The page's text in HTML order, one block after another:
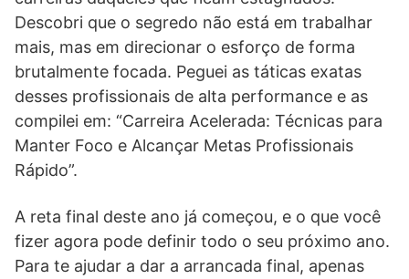
Descobri que o segredo não está em trabalhar
mais, mas em direcionar o esforço de forma
brutalmente focada. Peguei as táticas exatas
desses profissionais de alta performance e as
compilei em: “Carreira Acelerada: Técnicas para
Manter Foco e Alcançar Metas Profissionais
Rápido”.
A reta final deste ano já começou, e o que você
fizer agora pode definir todo o seu próximo ano.
Para te ajudar a dar a arrancada final, apenas